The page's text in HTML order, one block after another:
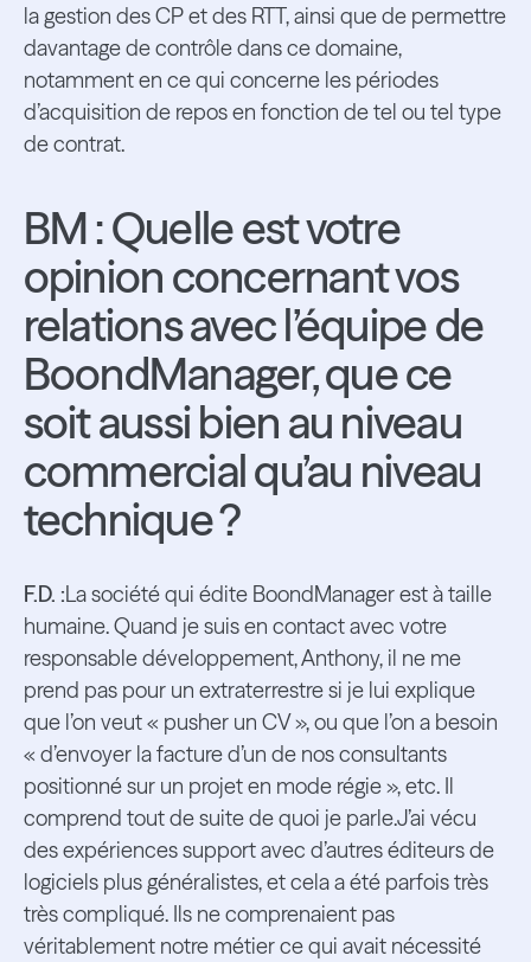
la gestion des CP et des RTT, ainsi que de permettre
davantage de contrôle dans ce domaine,
notamment en ce qui concerne les périodes
d’acquisition de repos en fonction de tel ou tel type
de contrat.
BM : Quelle est votre
opinion concernant vos
relations avec l’équipe de
BoondManager, que ce
soit aussi bien au niveau
commercial qu’au niveau
technique ?
F.D. :La société qui édite BoondManager est à taille
humaine. Quand je suis en contact avec votre
responsable développement, Anthony, il ne me
prend pas pour un extraterrestre si je lui explique
que l’on veut « pusher un CV », ou que l’on a besoin
« d’envoyer la facture d’un de nos consultants
positionné sur un projet en mode régie », etc. Il
comprend tout de suite de quoi je parle.J’ai vécu
des expériences support avec d’autres éditeurs de
logiciels plus généralistes, et cela a été parfois très
très compliqué. Ils ne comprenaient pas
véritablement notre métier ce qui avait nécessité